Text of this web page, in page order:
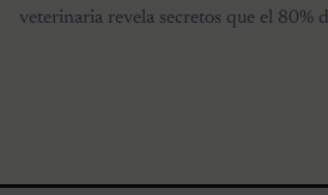
veterinaria revela secretos que el 80%